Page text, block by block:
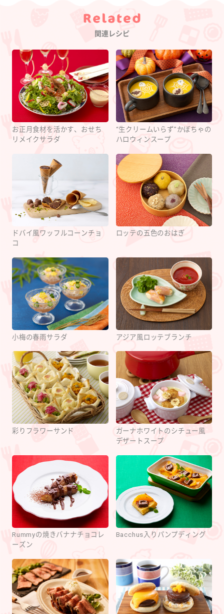
Category
関連レシピ
お正月食材を活かす、おせち
リメイクサラダ
“生クリームいらず”かぼちゃの
ハロウィンスープ
ドバイ風ワッフルコーンチョ
コ
ロッテの五色のおはぎ
小梅の春雨サラダ アジア風ロッテブランチ
彩りフラワーサンド
ガーナホワイトのシチュー風
デザートスープ
Rummyの焼きバナナチョコレ
ーズン
Bacchus入りパンプディング